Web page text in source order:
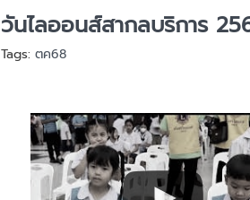
วันไลออนส์สากลบริการ
Tags:ตค68